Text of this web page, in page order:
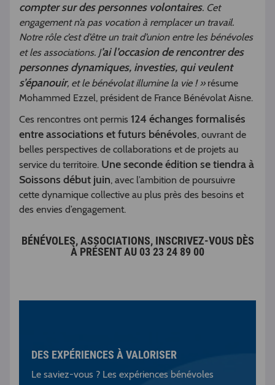
compter sur des personnes volontaires. Cet
engagement n’a pas vocation à remplacer un travail.
Notre rôle c’est d’être un trait d’union entre les bénévoles
et les associations. J’ai l’occasion de rencontrer des
personnes dynamiques, investies, qui veulent
s’épanouir, et le bénévolat illumine la vie ! » résume
Mohammed Ezzel, président de France Bénévolat Aisne.
Ces rencontres ont permis 124 échanges formalisés
entre associations et futurs bénévoles, ouvrant de
belles perspectives de collaborations et de projets au
service du territoire. Une seconde édition se tiendra à
Soissons début juin, avec l’ambition de poursuivre
cette dynamique collective au plus près des besoins et
des envies d’engagement.
BÉNÉVOLES, ASSOCIATIONS, INSCRIVEZ-VOUS DÈS
À PRÉSENT AU 03 23 24 89 00
DES EXPÉRIENCES À VALORISER
Le saviez-vous ? Les expériences bénévoles